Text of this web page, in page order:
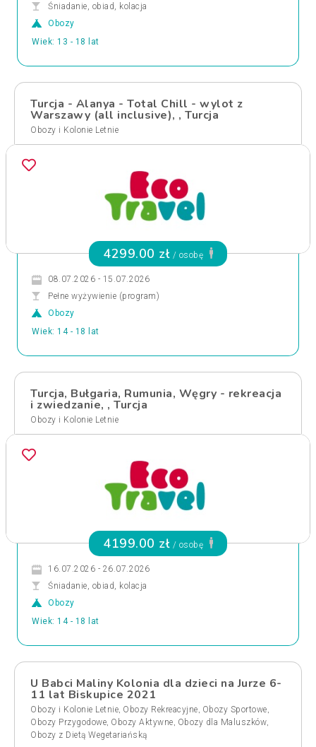
Śniadanie, obiad, kolacja
Obozy
Wiek: 13 - 18 lat
Turcja - Alanya - Total Chill - wylot z
Warszawy (all inclusive), , Turcja
Obozy i Kolonie Letnie
4299.00 zł / osobę
08.07.2026 - 15.07.2026
Pełne wyżywienie (program)
Obozy
Wiek: 14 - 18 lat
Turcja, Bułgaria, Rumunia, Węgry - rekreacja
i zwiedzanie, , Turcja
Obozy i Kolonie Letnie
4199.00 zł / osobę
16.07.2026 - 26.07.2026
Śniadanie, obiad, kolacja
Obozy
Wiek: 14 - 18 lat
U Babci Maliny Kolonia dla dzieci na Jurze 6-
11 lat Biskupice 2021
Obozy i Kolonie Letnie, Obozy Rekreacyjne, Obozy Sportowe,
Obozy Przygodowe, Obozy Aktywne, Obozy dla Maluszków,
Obozy z Dietą Wegetariańską